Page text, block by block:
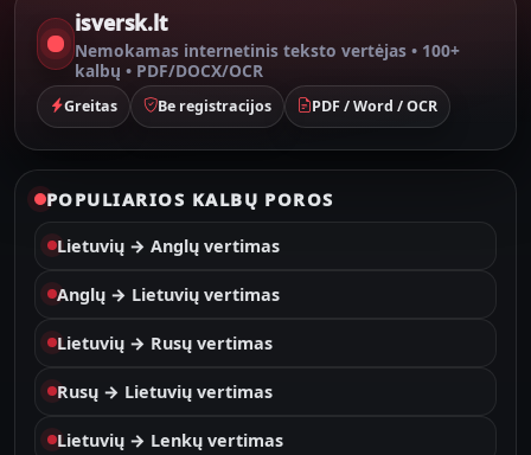
isversk.lt
Nemokamas internetinis teksto vertėjas • 100+
kalbų • PDF/DOCX/OCR
Greitas Be registracijos PDF / Word / OCR
POPULIARIOS KALBŲ POROS
Lietuvių → Anglų vertimas
Anglų → Lietuvių vertimas
Lietuvių → Rusų vertimas
Rusų → Lietuvių vertimas
Lietuvių → Lenkų vertimas